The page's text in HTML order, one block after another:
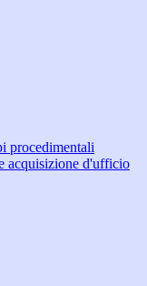
procedimentali
acquisizione d'ufficio